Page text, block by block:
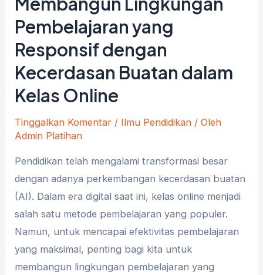
Pembelajaran yang
Responsif dengan
Kecerdasan Buatan dalam
Kelas Online
Tinggalkan Komentar / Ilmu Pendidikan / Oleh
Admin Platihan
Pendidikan telah mengalami transformasi besar
dengan adanya perkembangan kecerdasan buatan
(AI). Dalam era digital saat ini, kelas online menjadi
salah satu metode pembelajaran yang populer.
Namun, untuk mencapai efektivitas pembelajaran
yang maksimal, penting bagi kita untuk
membangun lingkungan pembelajaran yang